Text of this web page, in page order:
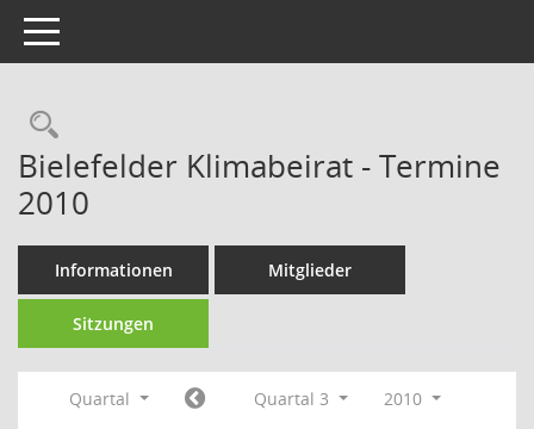
Toggle navigation
Rechercheauswahl
Bielefelder Klimabeirat - Termine
2010
Informationen Mitglieder
Sitzungen
Quartal Quartal 3
2010